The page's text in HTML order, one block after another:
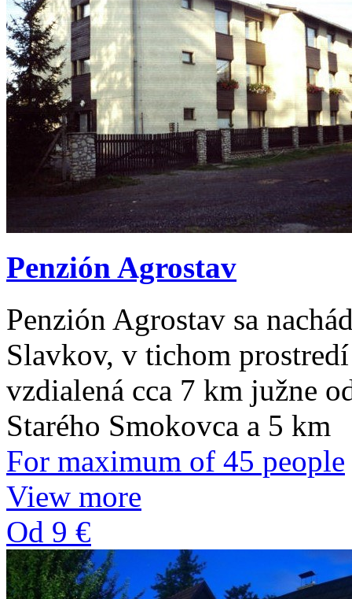
Penzión Agrostav
Penzión Agrostav sa
Slavkov, v tichom
vzdialená cca 7 km južne
Starého Smokovca a 5 km
For maximum of 45 people
View more
Od 9 €